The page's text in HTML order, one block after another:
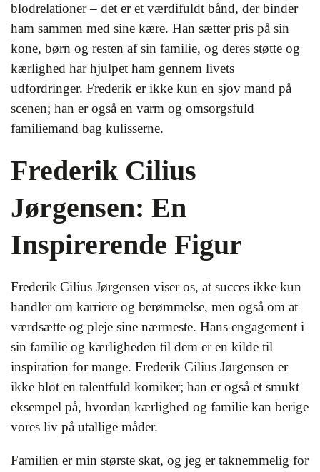
blodrelationer – det er et værdifuldt bånd, der binder
ham sammen med sine kære. Han sætter pris på sin
kone, børn og resten af sin familie, og deres støtte og
kærlighed har hjulpet ham gennem livets
udfordringer. Frederik er ikke kun en sjov mand på
scenen; han er også en varm og omsorgsfuld
familiemand bag kulisserne.
Frederik Cilius
Jørgensen: En
Inspirerende Figur
Frederik Cilius Jørgensen viser os, at succes ikke kun
handler om karriere og berømmelse, men også om at
værdsætte og pleje sine nærmeste. Hans engagement i
sin familie og kærligheden til dem er en kilde til
inspiration for mange. Frederik Cilius Jørgensen er
ikke blot en talentfuld komiker; han er også et smukt
eksempel på, hvordan kærlighed og familie kan berige
vores liv på utallige måder.
Familien er min største skat, og jeg er taknemmelig for